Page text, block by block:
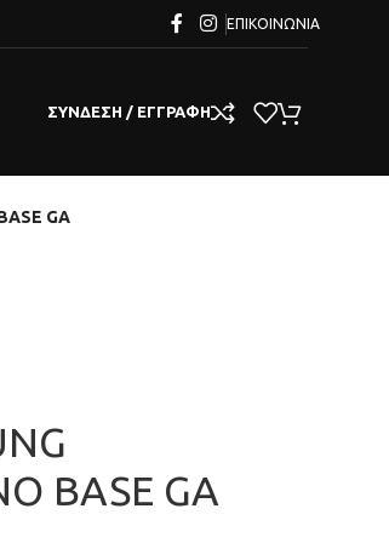
ΕΠΙΚΟΙΝΩΝΊΑ
ΣΎΝΔΕΣΗ / ΕΓΓΡΑΦΉ
GA
BASE GA